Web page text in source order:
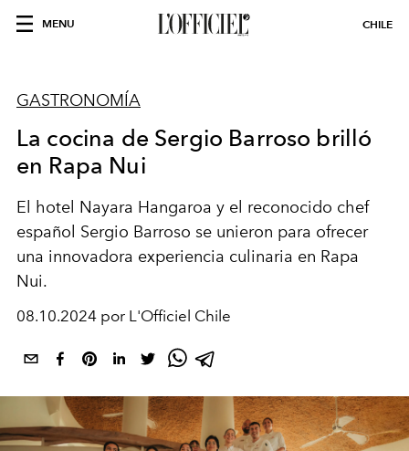
MENU CHILE
GASTRONOMÍA
La cocina de Sergio Barroso brilló
en Rapa Nui
El hotel Nayara Hangaroa y el reconocido chef
español Sergio Barroso se unieron para ofrecer
una innovadora experiencia culinaria en Rapa
Nui.
08.10.2024 por L'Officiel Chile